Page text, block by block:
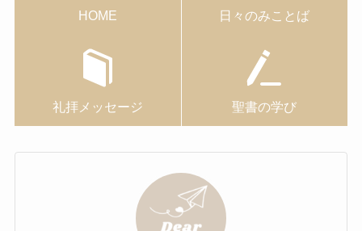
HOME 日々のみことば
礼拝メッセージ 聖書の学び